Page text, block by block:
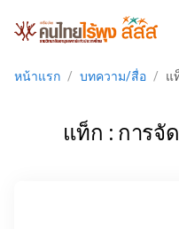
หน้าแรก / บทความ/สื่อ / แ
แท็ก : การจั